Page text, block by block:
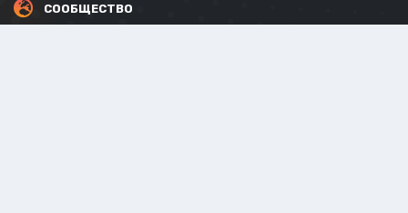
СООБЩЕСТВО